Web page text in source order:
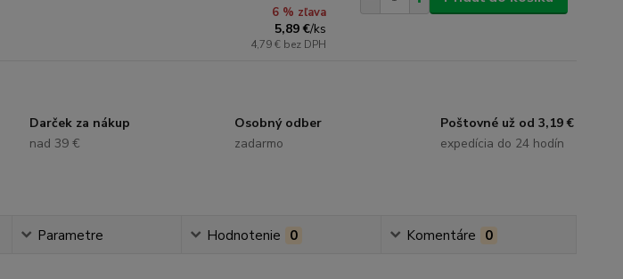
6 % zľava
5,89 €/ks
4,79 € bez DPH
Darček za nákup
nad 39 €
Osobný odber
zadarmo
Poštovné už od 3,19 €
expedícia do 24 hodín
Parametre Hodnotenie 0 Komentáre 0